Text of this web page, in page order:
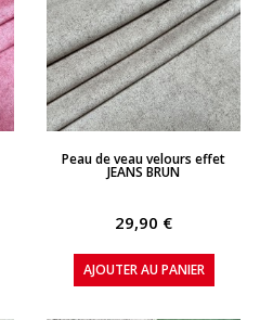
APERÇU RAPIDE
Peau de veau velours effet
JEANS BRUN
29,90 €
AJOUTER AU PANIER